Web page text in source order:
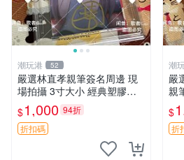
潮玩港 52
嚴選林直孝親筆簽名周邊 現
場拍攝 3寸大小 經典塑膠記
憶周邊收藏推薦 塑料記憶 時
代典藏 筆跡限量
$1,000 94折
折扣碼
潮
嚴
親
分
$
折